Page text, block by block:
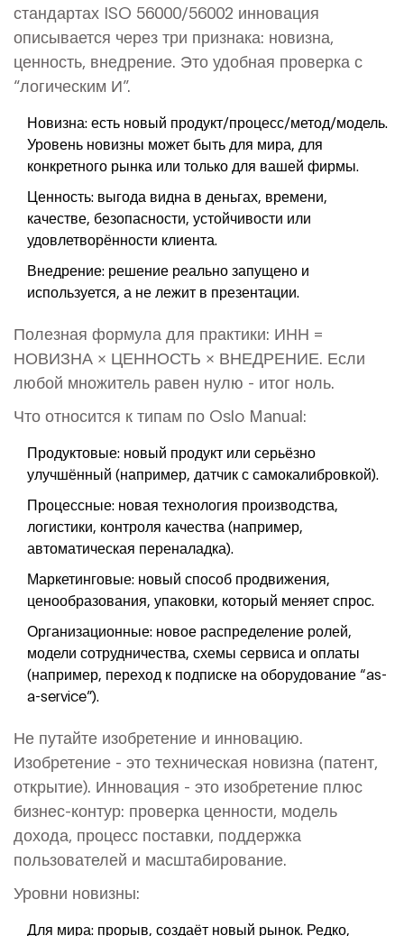
стандартах ISO 56000/56002 инновация
описывается через три признака: новизна,
ценность, внедрение. Это удобная проверка с
“логическим И”.
Новизна: есть новый продукт/процесс/метод/модель.
Уровень новизны может быть для мира, для
конкретного рынка или только для вашей фирмы.
Ценность: выгода видна в деньгах, времени,
качестве, безопасности, устойчивости или
удовлетворённости клиента.
Внедрение: решение реально запущено и
используется, а не лежит в презентации.
Полезная формула для практики: ИНН =
НОВИЗНА × ЦЕННОСТЬ × ВНЕДРЕНИЕ. Если
любой множитель равен нулю - итог ноль.
Что относится к типам по Oslo Manual:
Продуктовые: новый продукт или серьёзно
улучшённый (например, датчик с самокалибровкой).
Процессные: новая технология производства,
логистики, контроля качества (например,
автоматическая переналадка).
Маркетинговые: новый способ продвижения,
ценообразования, упаковки, который меняет спрос.
Организационные: новое распределение ролей,
модели сотрудничества, схемы сервиса и оплаты
(например, переход к подписке на оборудование “as-
a-service”).
Не путайте изобретение и инновацию.
Изобретение - это техническая новизна (патент,
открытие). Инновация - это изобретение плюс
бизнес-контур: проверка ценности, модель
дохода, процесс поставки, поддержка
пользователей и масштабирование.
Уровни новизны:
Для мира: прорыв, создаёт новый рынок. Редко,